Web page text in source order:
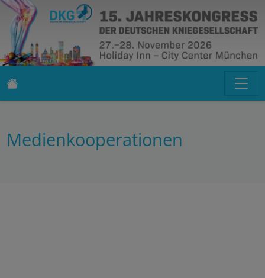
Medienkooperationen